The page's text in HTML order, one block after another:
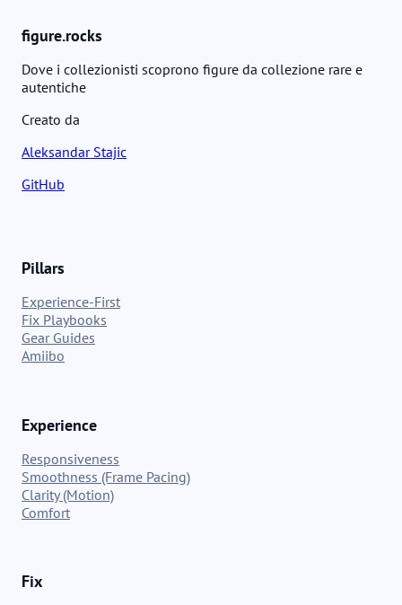
figure.rocks
Dove i collezionisti scoprono figure da collezione rare e
autentiche
Creato da
Aleksandar Stajic
GitHub
Pillars
Experience-First
Fix Playbooks
Gear Guides
Amiibo
Experience
Responsiveness
Smoothness (Frame Pacing)
Clarity (Motion)
Comfort
Fix